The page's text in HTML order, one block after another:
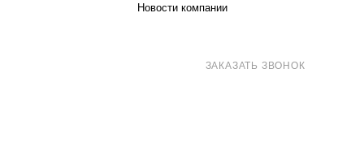
Новости компании
ЗАКАЗАТЬ ЗВОНОК